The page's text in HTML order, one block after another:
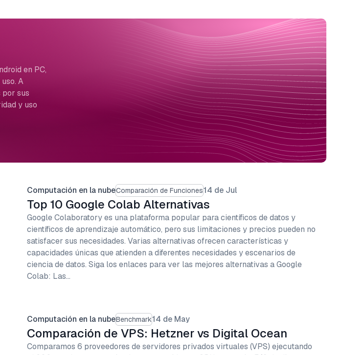
en PC,
A
por sus
y uso
Computación en la nubeComparación de Funciones14 de Jul
Top 10 Google Colab Alternativas
Google Colaboratory es una plataforma popular para científicos de datos y
científicos de aprendizaje automático, pero sus limitaciones y precios pueden no
satisfacer sus necesidades. Varias alternativas ofrecen características y
capacidades únicas que atienden a diferentes necesidades y escenarios de
ciencia de datos. Siga los enlaces para ver las mejores alternativas a Google
Colab: Las…
Computación en la nubeBenchmark14 de May
Comparación de VPS: Hetzner vs Digital Ocean
Comparamos 6 proveedores de servidores privados virtuales (VPS) ejecutando